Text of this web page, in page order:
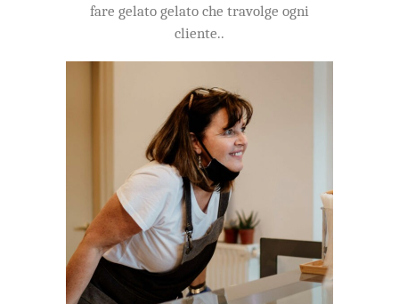
fare gelato gelato che travolge ogni
cliente..